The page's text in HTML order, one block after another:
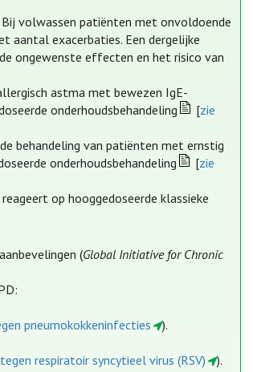
volwassen patiënten met onvoldoende
aantal exacerbaties. Een dergelijke
ongewenste effecten en het risico van
astma met bewezen IgE-
onderhoudsbehandeling
[zie
behandeling van patiënten met ernstig
onderhoudsbehandeling
[zie
op hooggedoseerde klassieke
(Global Initiative for Chronic
pneumokokkeninfecties
).
respiratoir syncytieel virus (RSV)
).